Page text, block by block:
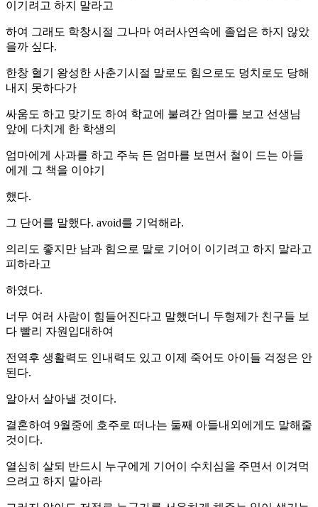
이기려고 하지 말라고
하여 그래도 학창시절 그나마 여러사연속에 졸업은 하지 않았
을까 싶다.
한창 혈기 왕성한 사춘기시절 말로도 힘으로도 덩치로도 당해
내지 못하다가
싸움도 하고 맞기도 하여 학교에 불려간 엄마를 보고 선생님
앞에 다치게 한 학생의
엄마에게 사과를 하고 주눅 든 엄마를 보면서 철이 드는 아들
에게 그 책을 이야기
했다.
그 단어를 말했다. avoid를 기억해라.
의리도 좋지만 남과 힘으로 말로 기어이 이기려고 하지 말라고
피하라고
하였다.
너무 여러 사람이 힘들어진다고 말했더니 두형제가 친구들 보
다 빨리 자원입대하여
전역후 생활력도 인내력도 있고 이제 죽어도 아이들 걱정은 안
된다.
알아서 살아낼 것이다.
결혼하여 9월중에 호주로 떠나는 둘째 아들내외에게도 말해줄
것이다.
열심히 살되 반드시 누구에게 기어이 수치심을 주면서 이겨먹
으려고 하지 말아라